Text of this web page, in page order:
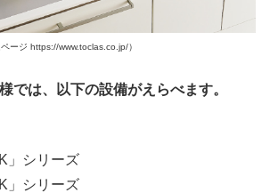
ージ https://www.toclas.co.jp/）
では、以下の設備がえらべます。
」シリーズ
」シリーズ